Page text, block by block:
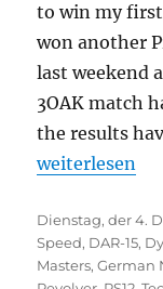
to win my
won another
last weekend
3OAK match
the results
„Nationals
weiterlesen
Veröffentlicht
am
Dienstag, der 4.
Speed, DAR-15,
Masters,German